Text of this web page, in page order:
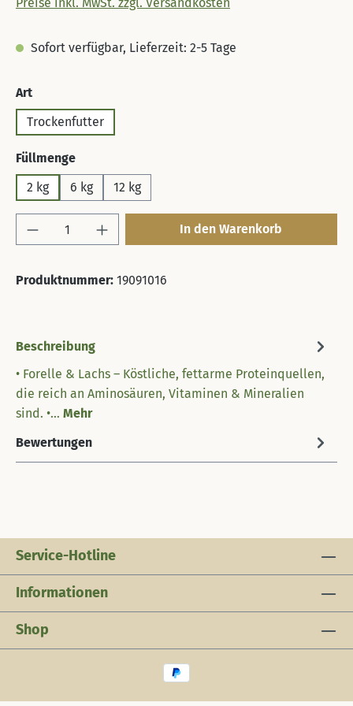
Preise inkl. MwSt. zzgl. Versandkosten
Sofort verfügbar, Lieferzeit: 2-5 Tage
Artauswählen
Trockenfutter
Füllmengeauswählen
2 kg
6 kg 12 kg
Produkt Anzahl: Gib den gewünschten
In den Warenkorb
Produktnummer: 19091016
Beschreibung
• Forelle & Lachs – Köstliche, fettarme Proteinquellen,
die reich an Aminosäuren, Vitaminen & Mineralien
sind. •… Mehr
Bewertungen
Service-Hotline
Informationen
Shop